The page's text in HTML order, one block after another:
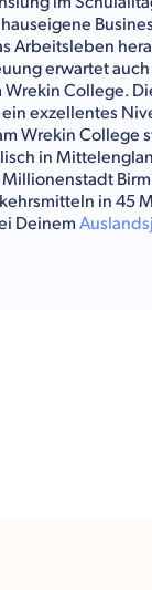
Arbeitsleben
erwartet
Wrekin College.
exzellentes
Wrekin College
in
in 45
Deinem